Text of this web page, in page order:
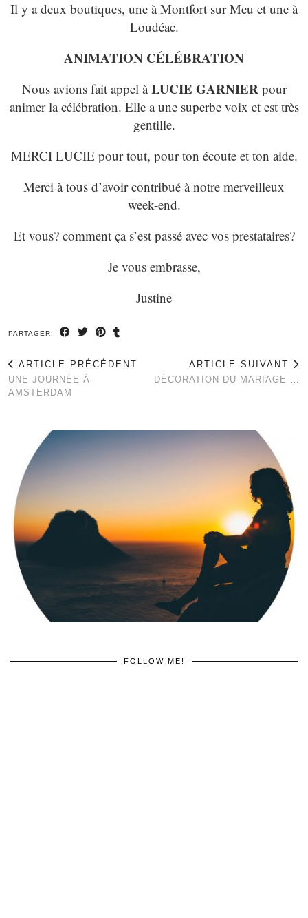
Il y a deux boutiques, une à Montfort sur Meu et une à
Loudéac.
ANIMATION CÉLÉBRATION
Nous avions fait appel àLUCIE GARNIERpour
animer la célébration. Elle a une superbe voix et est très
gentille.
MERCI LUCIE pour tout, pour ton écoute et ton aide.
Merci à tous d’avoir contribué à notre merveilleux
week-end.
Et vous? comment ça s’est passé avec vos prestataires?
Je vous embrasse,
Justine
PARTAGER:
ARTICLE PRÉCÉDENT
UNE JOURNÉE À
AMSTERDAM
ARTICLE SUIVANT
DÉCORATION DU MARIAGE …
FOLLOW ME!